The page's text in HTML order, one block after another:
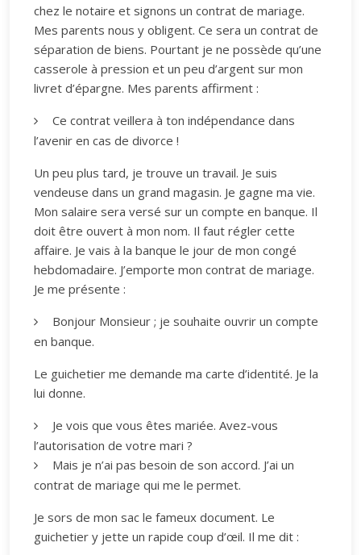
chez le notaire et signons un contrat de mariage.
Mes parents nous y obligent. Ce sera un contrat de
séparation de biens. Pourtant je ne possède qu’une
casserole à pression et un peu d’argent sur mon
livret d’épargne. Mes parents affirment :
Ce contrat veillera à ton indépendance dans
l’avenir en cas de divorce !
Un peu plus tard, je trouve un travail. Je suis
vendeuse dans un grand magasin. Je gagne ma vie.
Mon salaire sera versé sur un compte en banque. Il
doit être ouvert à mon nom. Il faut régler cette
affaire. Je vais à la banque le jour de mon congé
hebdomadaire. J’emporte mon contrat de mariage.
Je me présente :
Bonjour Monsieur ; je souhaite ouvrir un compte
en banque.
Le guichetier me demande ma carte d’identité. Je la
lui donne.
Je vois que vous êtes mariée. Avez-vous
l’autorisation de votre mari ?
Mais je n’ai pas besoin de son accord. J’ai un
contrat de mariage qui me le permet.
Je sors de mon sac le fameux document. Le
guichetier y jette un rapide coup d’œil. Il me dit :